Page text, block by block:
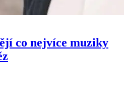
co nejvíce muziky